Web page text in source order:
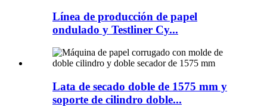
Línea de producción de papel
ondulado y Testliner Cy...
Lata de secado doble de 1575 mm y
soporte de cilindro doble...